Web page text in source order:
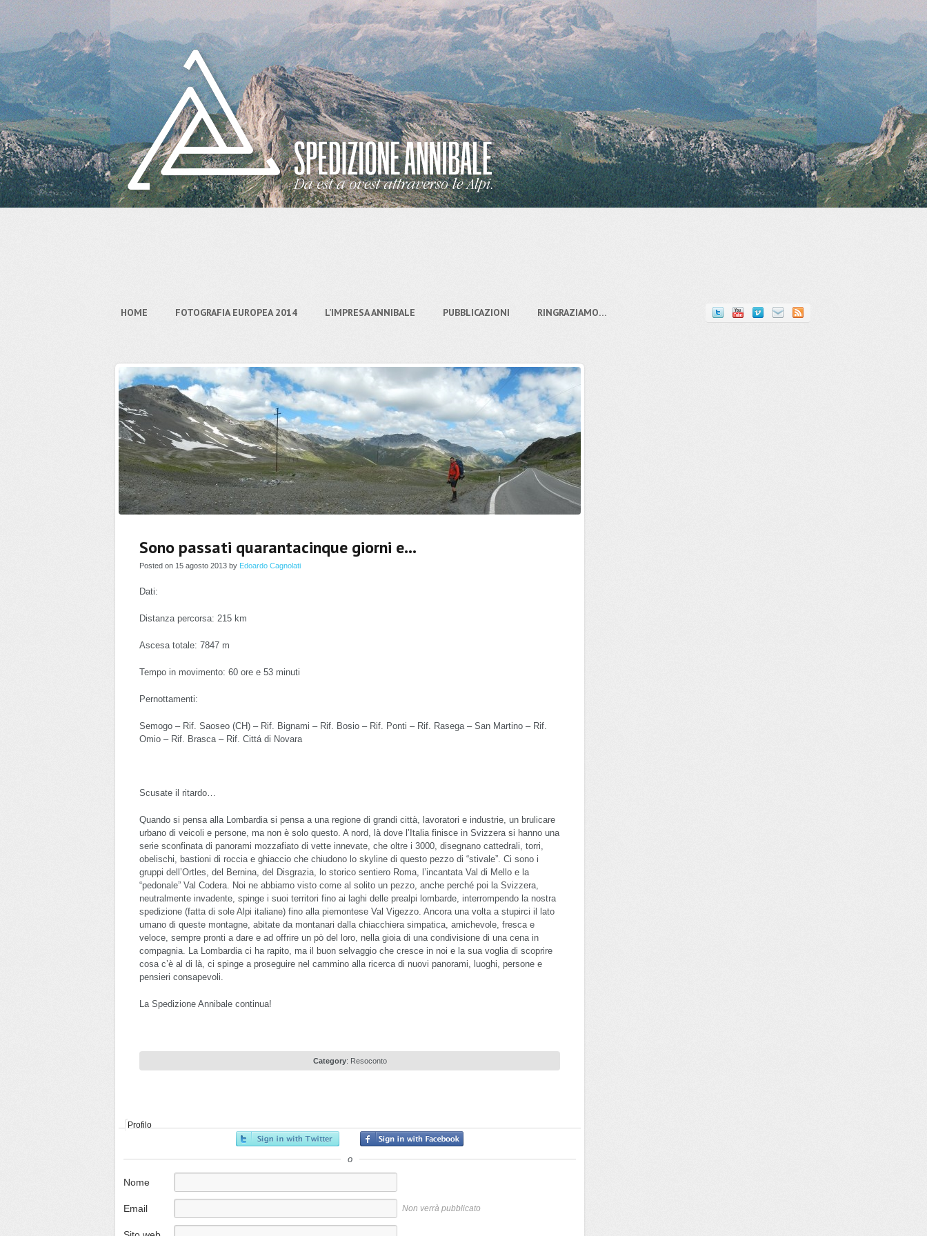
HOME FOTOGRAFIA EUROPEA 2014 L’IMPRESA ANNIBALE PUBBLICAZIONI RINGRAZIAMO…
Sono passati quarantacinque giorni e…
Posted on 15 agosto 2013 by Edoardo Cagnolati
Dati:
Distanza percorsa: 215 km
Ascesa totale: 7847 m
Tempo in movimento: 60 ore e 53 minuti
Pernottamenti:
Semogo – Rif. Saoseo (CH) – Rif. Bignami – Rif. Bosio – Rif. Ponti – Rif. Rasega – San Martino – Rif.
Omio – Rif. Brasca – Rif. Cittá di Novara
Scusate il ritardo…
Quando si pensa alla Lombardia si pensa a una regione di grandi città, lavoratori e industrie, un brulicare
urbano di veicoli e persone, ma non è solo questo. A nord, là dove l’Italia finisce in Svizzera si hanno una
serie sconfinata di panorami mozzafiato di vette innevate, che oltre i 3000, disegnano cattedrali, torri,
obelischi, bastioni di roccia e ghiaccio che chiudono lo skyline di questo pezzo di “stivale”. Ci sono i
gruppi dell’Ortles, del Bernina, del Disgrazia, lo storico sentiero Roma, l’incantata Val di Mello e la
“pedonale” Val Codera. Noi ne abbiamo visto come al solito un pezzo, anche perché poi la Svizzera,
neutralmente invadente, spinge i suoi territori fino ai laghi delle prealpi lombarde, interrompendo la nostra
spedizione (fatta di sole Alpi italiane) fino alla piemontese Val Vigezzo. Ancora una volta a stupirci il lato
umano di queste montagne, abitate da montanari dalla chiacchiera simpatica, amichevole, fresca e
veloce, sempre pronti a dare e ad offrire un pò del loro, nella gioia di una condivisione di una cena in
compagnia. La Lombardia ci ha rapito, ma il buon selvaggio che cresce in noi e la sua voglia di scoprire
cosa c’è al di là, ci spinge a proseguire nel cammino alla ricerca di nuovi panorami, luoghi, persone e
pensieri consapevoli.
La Spedizione Annibale continua!
Category: Resoconto
Profilo
o
Nome
Email Non verrà pubblicato